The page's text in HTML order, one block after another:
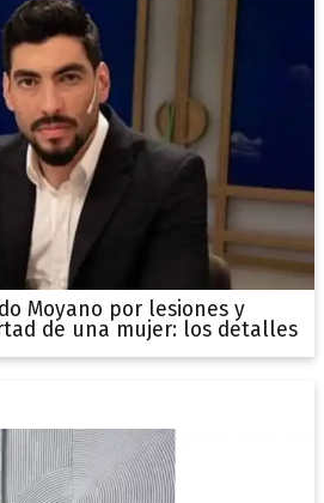
Moyano por lesiones y
de una mujer: los detalles